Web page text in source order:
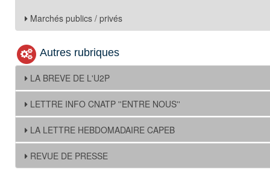
Marchés publics / privés
Autres rubriques
LA BREVE DE L'U2P
LETTRE INFO CNATP ''ENTRE NOUS''
LA LETTRE HEBDOMADAIRE CAPEB
REVUE DE PRESSE